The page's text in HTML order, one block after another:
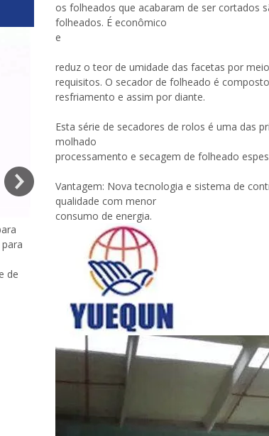
de
Máquina espalhadora de cola para
madeira compensada, rolos de placa de
qualidade muito dura e inquebrável,
1400/2720mm, fornecida com 2000kg
os folheados que acabaram de ser cortados
folheados. É econômico
e
reduz o teor de umidade das facetas por
requisitos. O secador de folheado é
resfriamento e assim por diante.
Esta série de secadores de rolos é uma das
molhado
processamento e secagem de folheado
Vantagem: Nova tecnologia e sistema de
qualidade com menor
consumo de energia.